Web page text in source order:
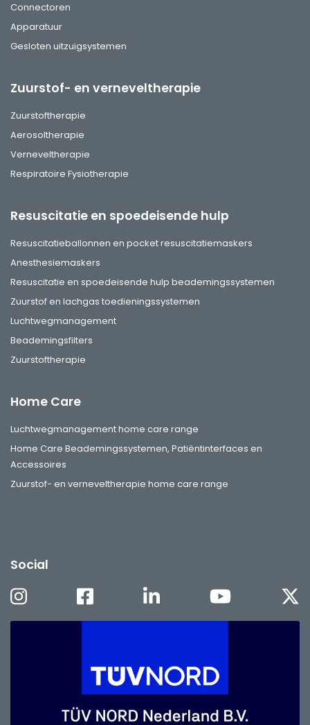
Connectoren
Apparatuur
Gesloten uitzuigsystemen
Zuurstof- en verneveltherapie
Zuurstoftherapie
Aerosoltherapie
Verneveltherapie
Respiratoire Fysiotherapie
Resuscitatie en spoedeisende hulp
Resuscitatieballonnen en pocket resuscitatiemaskers
Anesthesiemaskers
Resuscitatie en spoedeisende hulp beademingssystemen
Zuurstof en lachgas toedieningssystemen
Luchtwegmanagement
Beademingsfilters
Zuurstoftherapie
Home Care
Luchtwegmanagement home care range
Home Care Beademingssystemen, Patiëntinterfaces en
Accessoires
Zuurstof- en verneveltherapie home care range
Social